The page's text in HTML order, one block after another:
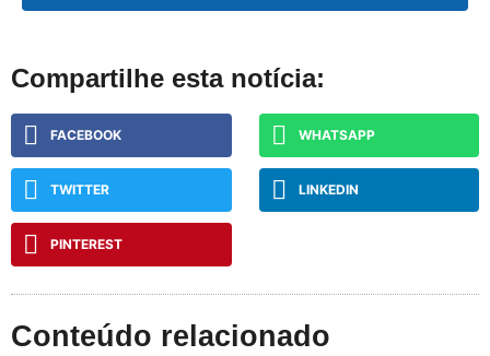
Compartilhe esta notícia:
FACEBOOK WHATSAPP
TWITTER LINKEDIN
PINTEREST
Conteúdo relacionado